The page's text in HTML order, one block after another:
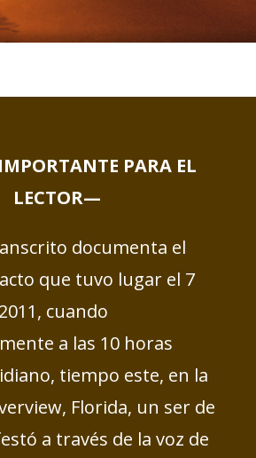
PARA EL
LECTOR—
documenta el
que tuvo lugar el 7
cuando
a las 10 horas
tiempo este, en la
Florida, un ser de
a través de la voz de